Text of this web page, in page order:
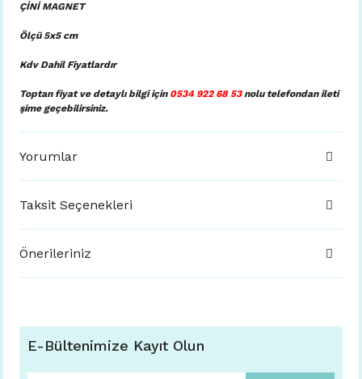
ÇİNİ MAGNET
Ölçü 5x5 cm
Kdv Dahil Fiyatlardır
Toptan fiyat ve detaylı bilgi için 0534 922 68 53nolu telefondan ileti
şime geçebilirsiniz.
Yorumlar
Taksit Seçenekleri
Önerileriniz
E-Bültenimize Kayıt Olun